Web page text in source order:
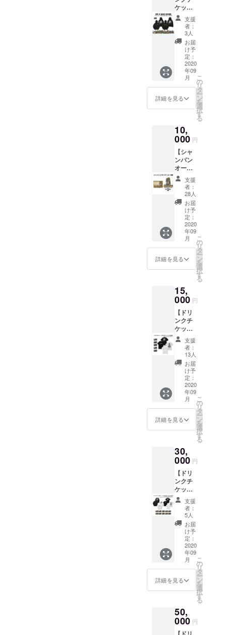
能な方
はお名
前(又は
ニック
ネーム)
を備考
欄へご
記入く
ださ
い。 ※
掲載不
要の方
要】と
ご記入
くださ
い
クチ
ケット3
枚 。 有
効期限
は営業
再開か
ら6ヶ月
以内。
TOYPL
ANEス
テッ
スター
へのお
名前掲
載。 ※
掲載可
能な方
はお名
前(又は
ニック
ネーム)
を備考
欄へご
記入く
ださ
い。 ※
掲載不
要の方
要】と
ご記入
くださ
い
ケット
(1枚)＋
パー
カー
(GAME
JUMP)
支援】
●パー
カー
(GAME
or
JUMP)
1枚。
ズ：M /
L / XL /
XXL 8.8
オンス
ミドル
ウェイ
ト ス
ウェッ
ト プル
オー
バー
パー
カ。 素
材:綿
100%
裏パイ
ル ● ド
有効期
限は営
業再開
から6ヶ
月以
内。 ●
壁面ポ
スター
へのお
名前掲
載。 ※
掲載可
能な方
はお名
前(又は
ニック
ネーム)
ださ
い。 ※
掲載不
要の方
は備考
欄へ
【不
要】と
ご記入
くださ
支援
者：
3人
お届
け予
定：
2020
年09
月
詳細を見る
こ
の
リ
タ
ー
ン
を
選
択
す
る
10,
000 円
【シャ
ンパン
オー
ダーチ
ケット
(1枚)＋
ステッ
カー支
援】 ●
お礼
メール
THE
GAME
より感
謝の
メッ
をお送
り致し
ます。
●シャン
パン
オー
ダーチ
ケット
(1枚) 有
効期限
は営業
再開か
ら6ヶ月
以内。
●ステッ
カー1枚
● 壁面
前掲載
※ 掲載
可能な
方はお
名前(又
はニッ
クネー
ム)を備
考欄へ
ご記入
くださ
い。 ※
掲載不
要の方
は備考
欄へ
【不
い。 ※
ご支援
をして
支援
者：
28人
お届
け予
定：
2020
年09
月
詳細を見る
こ
の
リ
タ
ー
ン
を
選
択
す
る
15,
000 円
【ドリ
ンクチ
ケット
(5枚)＋
Tシャツ
2枚支援
(GAME-
A-)】 ●
GAME-
A-Tシャ
JUMP-
A-Tシャ
ツ ・サ
イズ：
M / L /
XXL ※
JUMP-
A-Tシャ
ツは
BLACK
になり
ます。
● ドリ
ンクチ
ケット5
期限は
営業再
開から
6ヶ月以
内。 ●
壁面ポ
載 ※ 掲
載可能
な方は
支援
者：
13人
お届
け予
定：
2020
年09
月
詳細を見る
こ
の
リ
タ
ー
ン
を
選
択
す
る
30,
000 円
【ドリ
ンクチ
ケット
(10枚)
＋Tシャ
ツ2枚＋
L/S T
シャツ2
枚支
援】 ●
GAME-
A-Tシャ
ツ/
JUMP-
A-Tシャ
ツ2枚
ズ： M /
L / XL /
XXL ※
支援
者：
5人
お届
け予
定：
2020
年09
月
詳細を見る
こ
の
リ
タ
ー
ン
を
選
択
す
る
50,
000 円